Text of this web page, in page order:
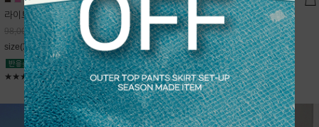
라이트데님 핀턱 스커트
98,000원 68,600원
size(XS,S,M,L)
★★★★★5
블룸 하이넥 니트집업
Sold Out
free(44~66)
★★★★★4.9